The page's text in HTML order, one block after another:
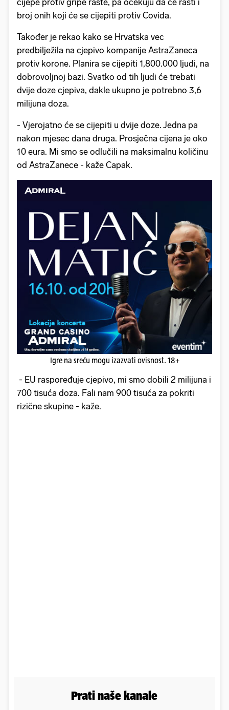
cijepe protiv gripe raste, pa očekuju da će rasti i
broj onih koji će se cijepiti protiv Covida.
Također je rekao kako se Hrvatska vec
predbilježila na cjepivo kompanije AstraZaneca
protiv korone. Planira se cijepiti 1,800.000 ljudi, na
dobrovoljnoj bazi. Svatko od tih ljudi će trebati
dvije doze cjepiva, dakle ukupno je potrebno 3,6
milijuna doza.
- Vjerojatno će se cijepiti u dvije doze. Jedna pa
nakon mjesec dana druga. Prosječna cijena je oko
10 eura. Mi smo se odlučili na maksimalnu količinu
od AstraZanece - kaže Capak.
Igre na sreću mogu izazvati ovisnost. 18+
- EU raspoređuje cjepivo, mi smo dobili 2 milijuna i
700 tisuća doza. Fali nam 900 tisuća za pokriti
rizične skupine - kaže.
Prati naše kanale